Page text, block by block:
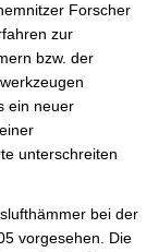
Forscher
zur
bzw. der
ein neuer
unterschreiten
bei der
vorgesehen. Die